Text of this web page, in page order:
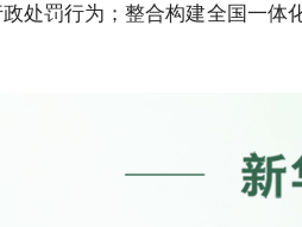
处罚行为；整合构建全国一